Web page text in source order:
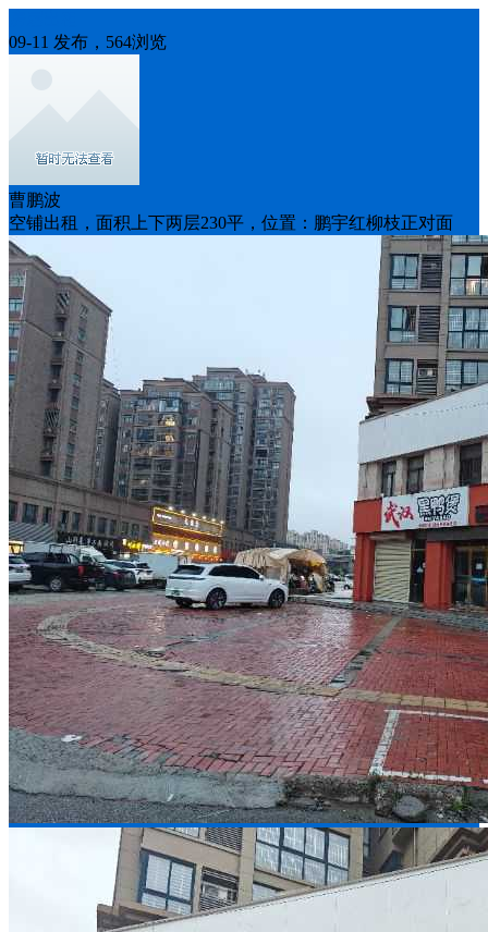
09-11 发布，564浏览
曹鹏波
空铺出租，面积上下两层230平，位置：鹏宇红柳枝正对面